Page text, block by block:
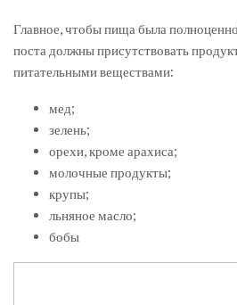
Главное, чтобы пища была
поста должны присутствовать
питательными веществами:
мед;
зелень;
орехи, кроме арахиса;
молочные продукты;
крупы;
льняное масло;
бобы